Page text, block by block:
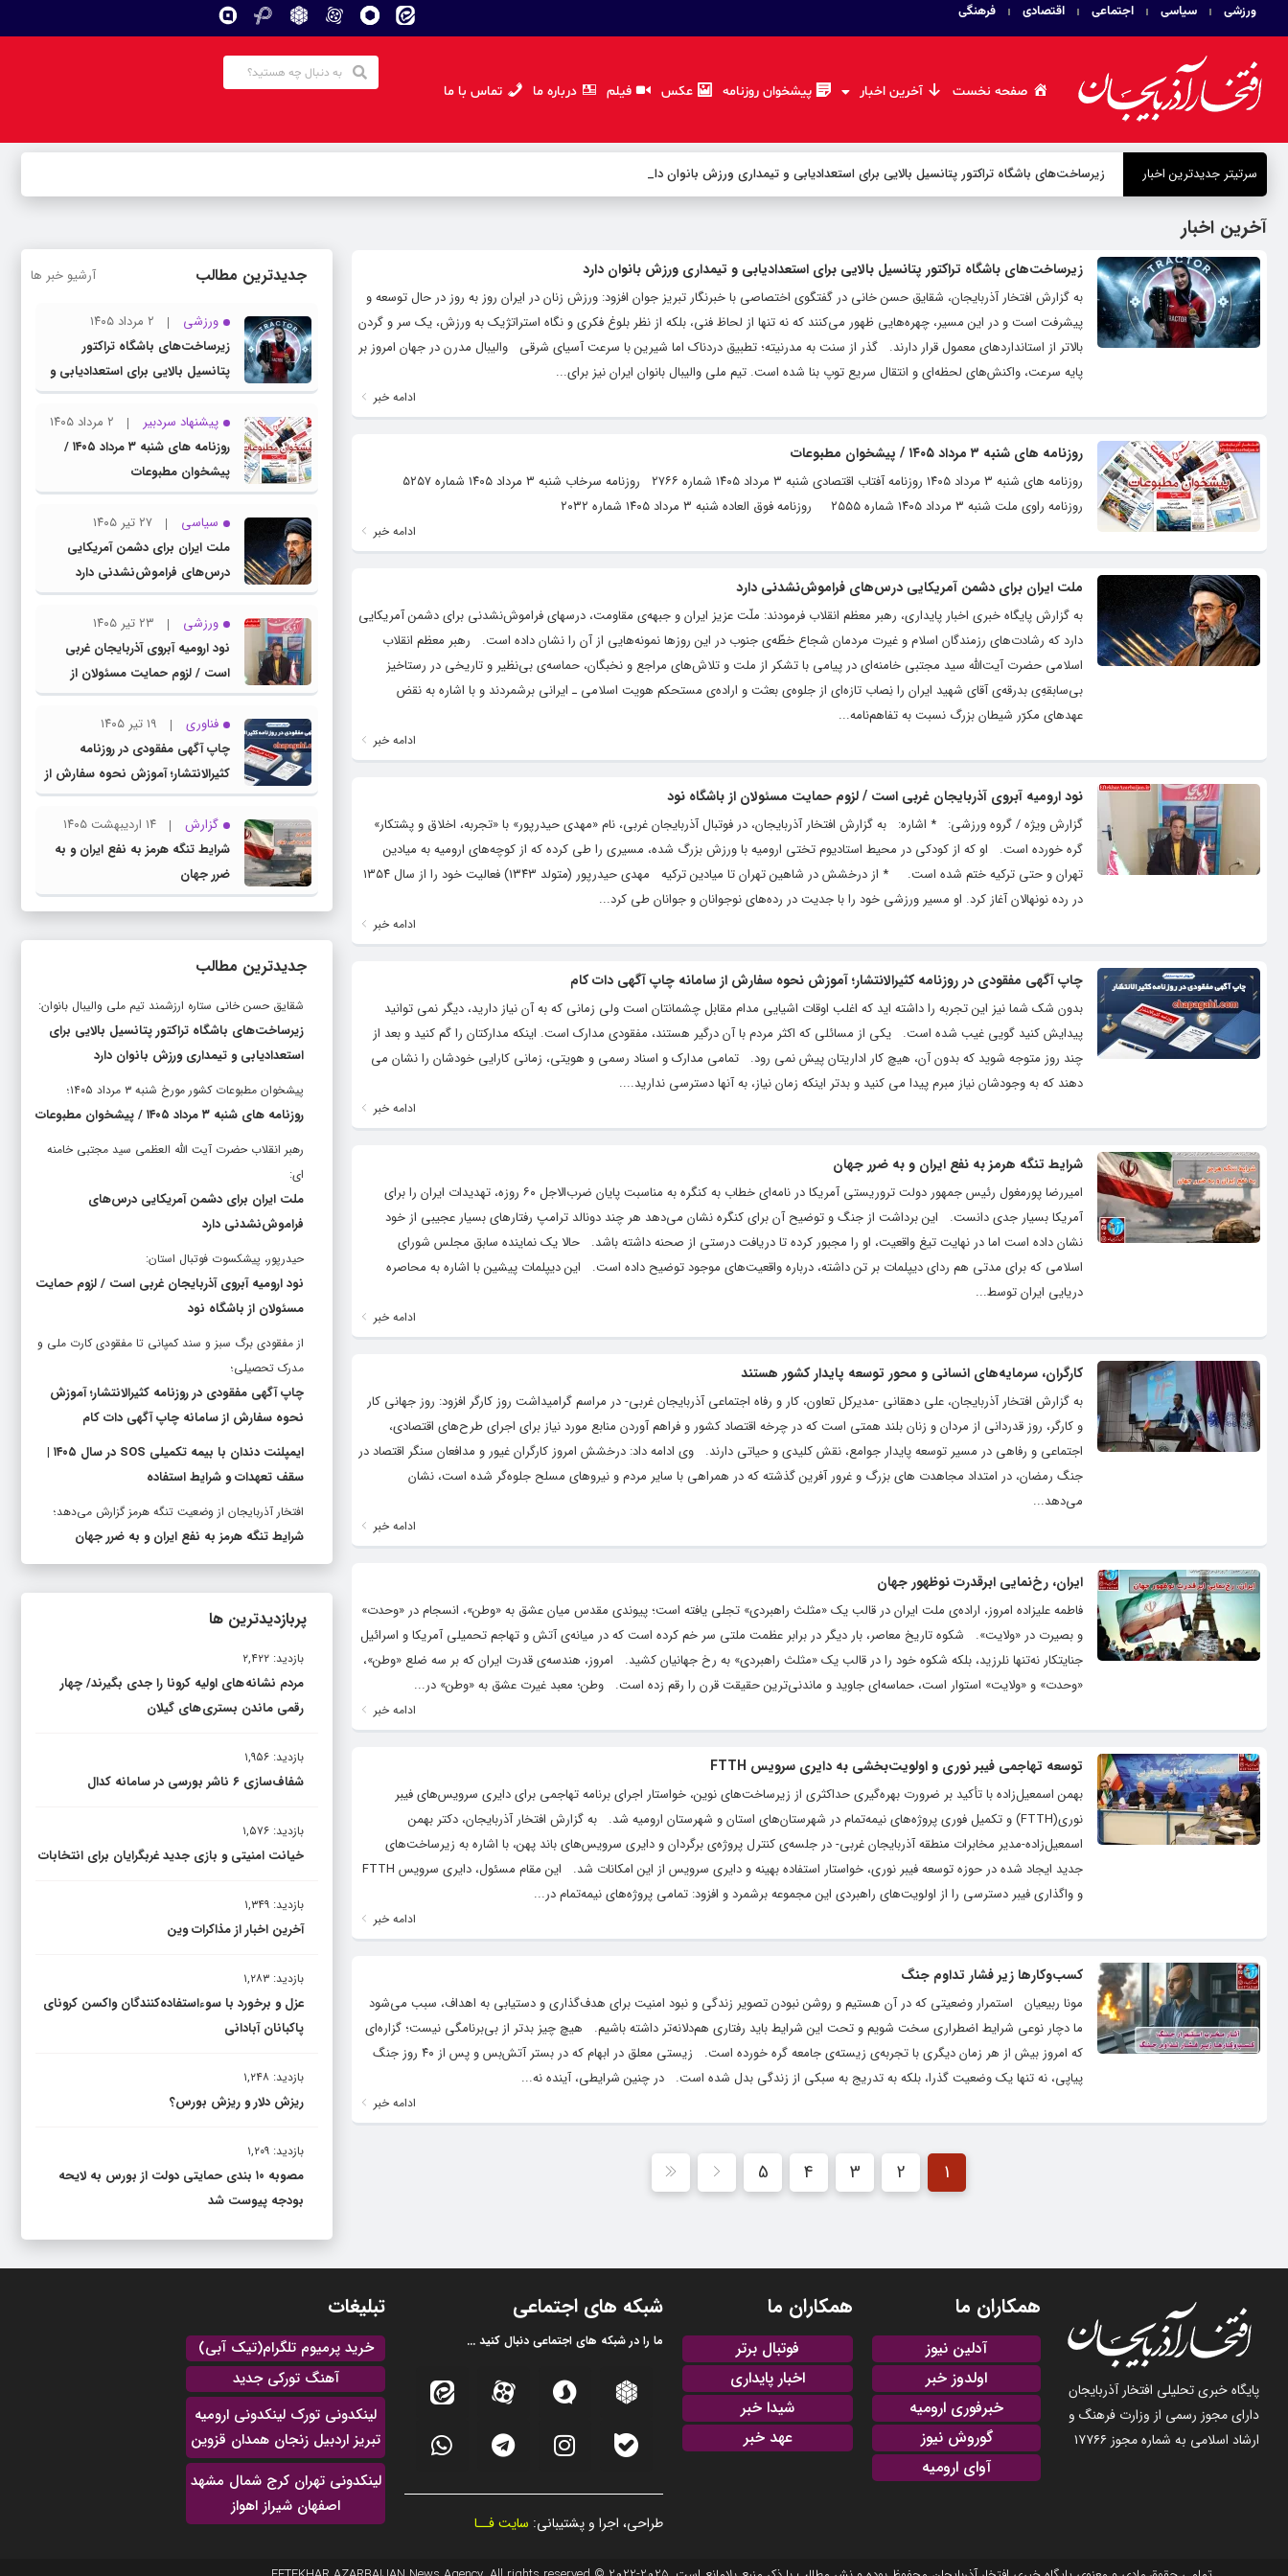
ورزشی سیاسی اجتماعی اقتصادی فرهنگی
صفحه نخست آخرین اخبار پیشخوان روزنامه عکس فیلم درباره ما تماس با ما
سرتیتر جدیدترین اخبار زیرساخت‌های باشگاه تراکتور پتانسیل بالایی برای استعدادیابی و تیمداری ورزش بانوان دارد
آخرین اخبار
زیرساخت‌های باشگاه تراکتور پتانسیل بالایی برای استعدادیابی و تیمداری ورزش بانوان دارد
به گزارش افتخار آذربایجان، شقایق حسن خانی در گفتگوی اختصاصی با خبرنگار تبریز جوان افزود: ورزش زنان در ایران روز به روز در حال توسعه و
پیشرفت است و در این مسیر، چهره‌هایی ظهور می‌کنند که نه تنها از لحاظ فنی، بلکه از نظر بلوغ فکری و نگاه استراتژیک به ورزش، یک سر و گردن
بالاتر از استانداردهای معمول قرار دارند. گذر از سنت به مدرنیته؛ تطبیق دردناک اما شیرین با سرعت آسیای شرقی والیبال مدرن در جهان امروز بر
پایه سرعت، واکنش‌های لحظه‌ای و انتقال سریع توپ بنا شده است. تیم ملی والیبال بانوان ایران نیز برای...
ادامه خبر
روزنامه های شنبه ۳ مرداد ۱۴۰۵ / پیشخوان مطبوعات
روزنامه راوی ملت شنبه ۳ مرداد ۱۴۰۵ شماره ۲۵۵۵ روزنامه فوق العاده شنبه ۳ مرداد ۱۴۰۵ شماره ۲۰۳۲
ادامه خبر
ملت ایران برای دشمن آمریکایی درس‌های فراموش‌نشدنی دارد
به گزارش پایگاه خبری اخبار پایداری، رهبر معظم انقلاب فرمودند: ملّت عزیز ایران و جبهه‌ی مقاومت، درسهای فراموش‌نشدنی برای دشمن آمریکایی
دارد که رشادت‌های رزمندگان اسلام و غیرت مردمان شجاع خطّه‌ی جنوب در این روزها نمونه‌هایی از آن را نشان داده است. رهبر معظم انقلاب
اسلامی حضرت آیت‌الله سید مجتبی خامنه‌ای در پیامی با تشکر از ملت و تلاش‌های مراجع و نخبگان، حماسه‌ی بی‌نظیر و تاریخی در رستاخیز
بی‌سابقهِ‌ی بدرقه‌ی آقای شهید ایران را نِصاب تازه‌ای از جلوه‌ی بعثت و اراده‌ی مستحکم هویت اسلامی ـ ایرانی برشمردند و با اشاره به نقض
عهد‌های مکرّر شیطان بزرگ نسبت به تفاهم‌نامه...
ادامه خبر
نود ارومیه آبروی آذربایجان غربی است / لزوم حمایت مسئولان از باشگاه نود
گزارش ویژه / گروه ورزشی: * اشاره: به گزارش افتخار آذربایجان، در فوتبال آذربایجان غربی، نام «مهدی حیدرپور» با «تجربه، اخلاق و پشتکار»
گره خورده است. او که از کودکی در محیط استادیوم تختی ارومیه با ورزش بزرگ شده، مسیری را طی کرده که از کوچه‌های ارومیه به میادین
تهران و حتی ترکیه ختم شده است. * از درخشش در شاهین تهران تا میادین ترکیه مهدی حیدرپور (متولد ۱۳۴۳) فعالیت خود را از سال ۱۳۵۴
در رده نونهالان آغاز کرد. او مسیر ورزشی خود را با جدیت در رده‌های نوجوانان و جوانان طی کرد...
ادامه خبر
چاپ آگهی مفقودی در روزنامه کثیرالانتشار؛ آموزش نحوه سفارش از سامانه چاپ آگهی دات کام
بدون شک شما نیز این تجربه را داشته اید که اغلب اوقات اشیایی مدام مقابل چشمانتان است ولی زمانی که به آن نیاز دارید، دیگر نمی توانید
پیدایش کنید گویی غیب شده است. یکی از مسائلی که اکثر مردم با آن درگیر هستند، مفقودی مدارک است. اینکه مدارکتان را گم کنید و بعد از
چند روز متوجه شوید که بدون آن، هیچ کار اداریتان پیش نمی رود. تمامی مدارک و اسناد رسمی و هویتی، زمانی کارایی خودشان را نشان می
دهند که به وجودشان نیاز مبرم پیدا می کنید و بدتر اینکه زمان نیاز، به آنها دسترسی ندارید....
ادامه خبر
شرایط تنگه هرمز به نفع ایران و به ضرر جهان
امیررضا پورمغول رئیس جمهور دولت تروریستی آمریکا در نامه‌ای خطاب به کنگره به مناسبت پایان ضرب‌الاجل ۶۰ روزه، تهدیدات ایران را برای
آمریکا بسیار جدی دانست. این برداشت از جنگ و توضیح آن برای کنگره نشان می‌دهد هر چند دونالد ترامپ رفتارهای بسیار عجیبی از خود
نشان داده است اما در نهایت تیغ واقعیت، او را مجبور کرده تا دریافت درستی از صحنه داشته باشد. حالا یک نماینده سابق مجلس شورای
اسلامی که برای مدتی هم ردای دیپلمات بر تن داشته، درباره واقعیت‌های موجود توضیح داده است. این دیپلمات پیشین با اشاره به محاصره
دریایی ایران توسط...
ادامه خبر
کارگران، سرمایه‌های انسانی و محور توسعه پایدار کشور هستند
به گزارش افتخار آذربایجان، علی دهقانی -مدیرکل تعاون، کار و رفاه اجتماعی آذربایجان غربی- در مراسم گرامیداشت روز کارگر افزود: روز جهانی کار
و کارگر، روز قدردانی از مردان و زنان بلند همتی است که در چرخه اقتصاد کشور و فراهم آوردن منابع مورد نیاز برای اجرای طرح‌های اقتصادی،
اجتماعی و رفاهی در مسیر توسعه پایدار جوامع، نقش کلیدی و حیاتی دارند. وی ادامه داد: درخشش امروز کارگران غیور و مدافعان سنگر اقتصاد در
جنگ رمضان، در امتداد مجاهدت های بزرگ و غرور آفرین گذشته که در همراهی با سایر مردم و نیروهای مسلح جلوه‌گر شده است، نشان
می‌دهد...
ادامه خبر
ایران، رخ‌نمایی ابرقدرت نوظهور جهان
فاطمه علیزاده امروز، اراده‌ی ملت ایران در قالب یک «مثلث راهبردی» تجلی یافته است؛ پیوندی مقدس میان عشق به «وطن»، انسجام در «وحدت»
و بصیرت در «ولایت». شکوه تاریخ معاصر، بار دیگر در برابر عظمت ملتی سر خم کرده است که در میانه‌ی آتش و تهاجم تحمیلی آمریکا و اسرائیل
جنایتکار نه‌تنها نلرزید، بلکه شکوه خود را در قالب یک «مثلث راهبردی» به رخ جهانیان کشید. امروز، هندسه‌ی قدرت ایران که بر سه ضلع «وطن»،
«وحدت» و «ولایت» استوار است، حماسه‌ای جاوید و ماندنی‌ترین حقیقت قرن را رقم زده است. وطن؛ معبد غیرت عشق به «وطن» در...
ادامه خبر
توسعه تهاجمی فیبر نوری و اولویت‌بخشی به دایری سرویس FTTH
بهمن اسمعیل‌زاده با تأکید بر ضرورت بهره‌گیری حداکثری از زیرساخت‌های نوین، خواستار اجرای برنامه تهاجمی برای دایری سرویس‌های فیبر
نوری(FTTH) و تکمیل فوری پروژه‌های نیمه‌تمام در شهرستان‌های استان و شهرستان ارومیه شد. به گزارش افتخار آذربایجان، دکتر بهمن
اسمعیل‌زاده-مدیر مخابرات منطقه آذربایجان غربی- در جلسه‌ی کنترل پروژه‌ی برگردان و دایری سرویس‌های باند پهن، با اشاره به زیرساخت‌های
جدید ایجاد شده در حوزه توسعه فیبر نوری، خواستار استفاده بهینه و دایری سرویس از این امکانات شد. این مقام مسئول، دایری سرویس FTTH
و واگذاری فیبر دسترسی را از اولویت‌های راهبردی این مجموعه برشمرد و افزود: تمامی پروژه‌های نیمه‌تمام در...
ادامه خبر
کسب‌وکارها زیر فشار تداوم جنگ
مونا ربیعیان استمرار وضعیتی که در آن هستیم و روشن نبودن تصویر زندگی و نبود امنیت برای هدف‌گذاری و دستیابی به اهداف، سبب می‌شود
ما دچار نوعی شرایط اضطراری سخت شویم و تحت این شرایط باید رفتاری هم‌دلانه‌تر داشته باشیم. هیچ چیز بدتر از بی‌برنامگی نیست؛ گزاره‌ای
که امروز بیش از هر زمان دیگری با تجربه‌ی زیسته‌ی جامعه گره خورده است. زیستی معلق در ابهام که در بستر آتش‌بس و پس از ۴۰ روز جنگ
پیاپی، نه تنها یک وضعیت گذرا، بلکه به تدریج به سبکی از زندگی بدل شده است. در چنین شرایطی، آینده نه...
ادامه خبر
1
2
3
4
5
جدیدترین مطالب آرشیو خبر ها
ورزشی
۲ مرداد ۱۴۰۵
زیرساخت‌های باشگاه تراکتور
پتانسیل بالایی برای استعدادیابی و
تیمداری ورزش بانوان دارد
پیشنهاد سردبیر
۲ مرداد ۱۴۰۵
روزنامه های شنبه ۳ مرداد ۱۴۰۵ /
پیشخوان مطبوعات
سیاسی
۲۷ تیر ۱۴۰۵
ملت ایران برای دشمن آمریکایی
درس‌های فراموش‌نشدنی دارد
ورزشی
۲۳ تیر ۱۴۰۵
نود ارومیه آبروی آذربایجان غربی
است / لزوم حمایت مسئولان از
باشگاه نود
فناوری
۱۹ تیر ۱۴۰۵
چاپ آگهی مفقودی در روزنامه
کثیرالانتشار؛ آموزش نحوه سفارش از
سامانه چاپ آگهی دات کام
گزارش
۱۴ اردیبهشت ۱۴۰۵
شرایط تنگه هرمز به نفع ایران و به
ضرر جهان
جدیدترین مطالب
شقایق حسن خانی ستاره ارزشمند تیم ملی والیبال بانوان:
زیرساخت‌های باشگاه تراکتور پتانسیل بالایی برای
استعدادیابی و تیمداری ورزش بانوان دارد
پیشخوان مطبوعات کشور مورخ شنبه ۳ مرداد ۱۴۰۵؛
روزنامه های شنبه ۳ مرداد ۱۴۰۵ / پیشخوان مطبوعات
رهبر انقلاب حضرت آیت الله العظمی سید مجتبی خامنه
ای:
ملت ایران برای دشمن آمریکایی درس‌های
فراموش‌نشدنی دارد
حیدرپور، پیشکسوت فوتبال استان:
نود ارومیه آبروی آذربایجان غربی است / لزوم حمایت
مسئولان از باشگاه نود
از مفقودی برگ سبز و سند کمپانی تا مفقودی کارت ملی و
مدرک تحصیلی؛
چاپ آگهی مفقودی در روزنامه کثیرالانتشار؛ آموزش
نحوه سفارش از سامانه چاپ آگهی دات کام
ایمپلنت دندان با بیمه تکمیلی SOS در سال ۱۴۰۵ |
سقف تعهدات و شرایط استفاده
افتخار آذربایجان از وضعیت تنگه هرمز گزارش می‌دهد؛
شرایط تنگه هرمز به نفع ایران و به ضرر جهان
پربازدیدترین ها
بازدید: ۲,۴۲۲
مردم نشانه های اولیه کرونا را جدی بگیرند/ چهار
رقمی ماندن بستری های گیلان
بازدید: ۱,۹۵۶
شفاف‌سازی ۶ ناشر بورسی در سامانه کدال
بازدید: ۱,۵۷۶
خیانت امنیتی و بازی جدید غربگرایان برای انتخابات
بازدید: ۱,۳۴۹
آخرین اخبار از مذاکرات وین
بازدید: ۱,۲۸۳
عزل و برخورد با سوءاستفاده‌کنندگان واکسن کرونای
پاکبانان آبادانی
بازدید: ۱,۲۴۸
ریزش دلار و ریزش بورس؟
بازدید: ۱,۲۰۹
مصوبه ۱۰ بندی حمایتی دولت از بورس به لایحه
بودجه پیوست شد
پایگاه خبری تحلیلی افتخار آذربایجان
دارای مجوز رسمی از وزارت فرهنگ و
ارشاد اسلامی به شماره مجوز ۱۷۷۶۶
همکاران ما
آدلین نیوز
اولدوز خبر
خبرفوری ارومیه
گوروش نیوز
آوای ارومیه
همکاران ما
فوتبال برتر
اخبار پایداری
شیدا خبر
عهد خبر
شبکه های اجتماعی
ما را در شبکه های اجتماعی دنبال کنید ...
طراحی، اجرا و پشتیبانی: سایت فــا
تبلیغات
خرید پرمیوم تلگرام(تیک آبی)
آهنگ تورکی جدید
لینکدونی تورک لینکدونی ارومیه
تبریز اردبیل زنجان همدان قزوین
لینکدونی تهران کرج شمال مشهد
اصفهان شیراز اهواز